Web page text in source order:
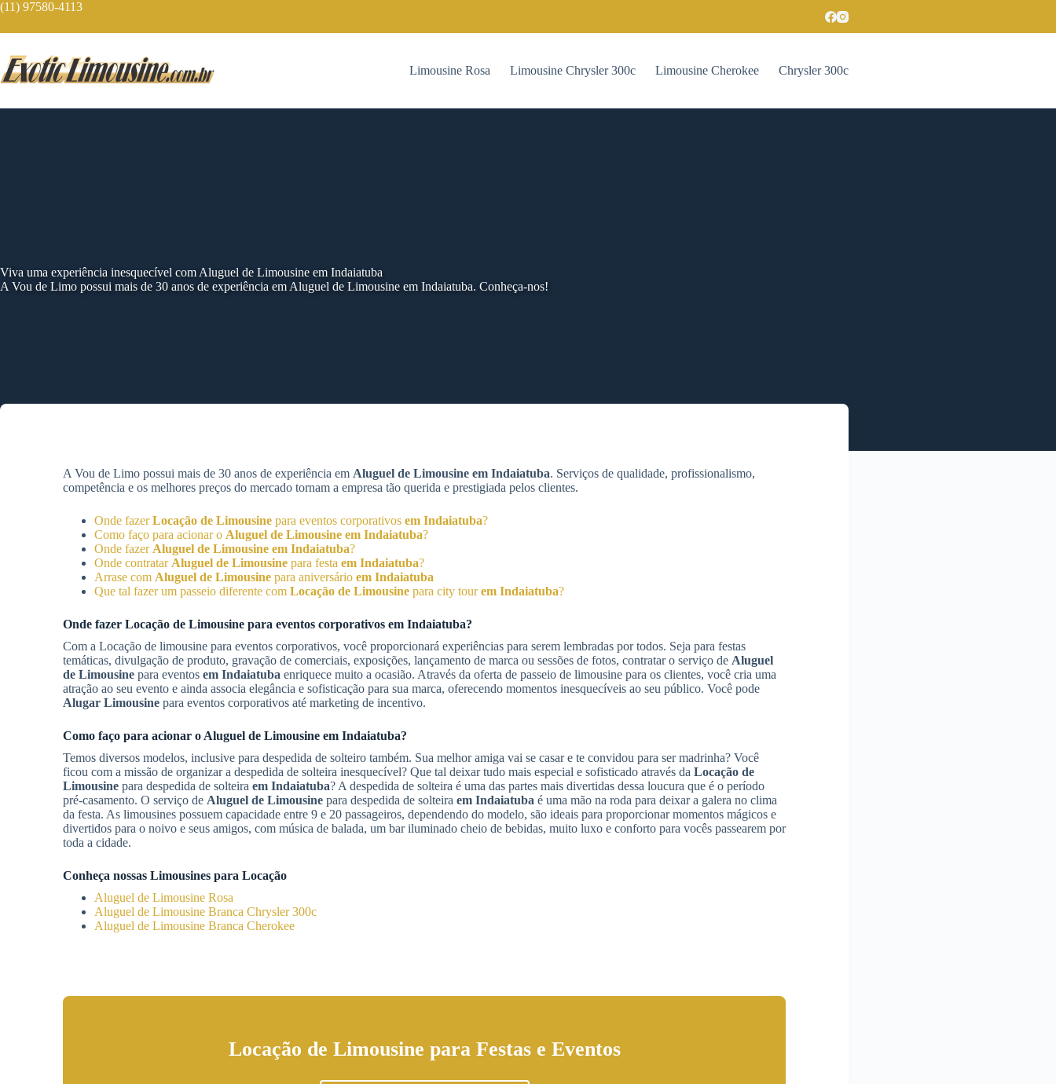
Skip
content
(11) 97580-4113
Limousine Rosa Limousine Chrysler 300c Limousine Cherokee Chrysler 300c
Viva uma experiência inesquecível com Aluguel de Limousine em Indaiatuba
A Vou de Limo possui mais de 30 anos de experiência em Aluguel de Limousine em Indaiatuba. Conheça-nos!
A Vou de Limo possui mais de 30 anos de experiência em Aluguel de Limousine em Indaiatuba. Serviços de qualidade, profissionalismo,
competência e os melhores preços do mercado tornam a empresa tão querida e prestigiada pelos clientes.
Onde fazerLocação de Limousine para eventos corporativos em Indaiatuba?
Como faço para acionar o Aluguel de Limousine em Indaiatuba?
Onde fazer Aluguel de Limousine em Indaiatuba?
Onde contratar Aluguel de Limousine para festa em Indaiatuba?
Arrase com Aluguel de Limousine para aniversário em Indaiatuba
Que tal fazer um passeio diferente com Locação de Limousine para city tourem Indaiatuba?
Onde fazer Locação de Limousine para eventos corporativos em Indaiatuba?
Com a Locação de limousine para eventos corporativos, você proporcionará experiências para serem lembradas por todos. Seja para festas
temáticas, divulgação de produto, gravação de comerciais, exposições, lançamento de marca ou sessões de fotos, contratar o serviço de Aluguel
de Limousine para eventos em Indaiatuba enriquece muito a ocasião. Através da oferta de passeio de limousine para os clientes, você cria uma
atração ao seu evento e ainda associa elegância e sofisticação para sua marca, oferecendo momentos inesquecíveis ao seu público. Você pode
Alugar Limousine para eventos corporativos até marketing de incentivo.
Como faço para acionar o Aluguel de Limousine em Indaiatuba?
Temos diversos modelos, inclusive para despedida de solteiro também. Sua melhor amiga vai se casar e te convidou para ser madrinha? Você
ficou com a missão de organizar a despedida de solteira inesquecível? Que tal deixar tudo mais especial e sofisticado através da Locação de
Limousine para despedida de solteira em Indaiatuba? A despedida de solteira é uma das partes mais divertidas dessa loucura que é o período
pré-casamento. O serviço de Aluguel de Limousine para despedida de solteira em Indaiatuba é uma mão na roda para deixar a galera no clima
da festa. As limousines possuem capacidade entre 9 e 20 passageiros, dependendo do modelo, são ideais para proporcionar momentos mágicos e
divertidos para o noivo e seus amigos, com música de balada, um bar iluminado cheio de bebidas, muito luxo e conforto para vocês passearem por
toda a cidade.
Conheça nossas Limousines para Locação
Aluguel de Limousine Rosa
Aluguel de Limousine Branca Chrysler 300c
Aluguel de Limousine Branca Cherokee
Locação de Limousine para Festas e Eventos